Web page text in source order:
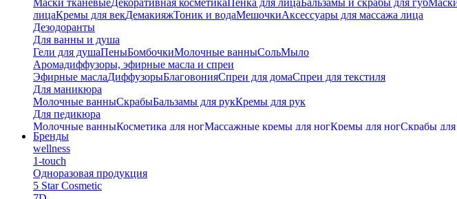
Маски тканевыеДекоративная косметикаПенка для лицаБальзамы и скрабы для губ
лицаКремы для векДемакияжТоник и водаМешочкиАксессуары для массажа лица
Дезодоранты
Для ванны и душа
Гели для душаПеныБомбочкиМолочные ванныСольМыло
Аромадиффузоры, эфирные масла и спреи
Эфирные маслаДиффузорыБлаговонияСпреи для домаСпреи для текстиля
Для маникюра
Молочные ванныСкрабыБальзамы для рукКремы для рук
Для педикюра
Молочные ванныКосметика для ногМассажные кремы для ногКремы для ногСкрабы
Тайские бальзамы
Альгинатные маски
Бренды
wellness
1-touch
Одноразовая продукция
5 Star Cosmetic